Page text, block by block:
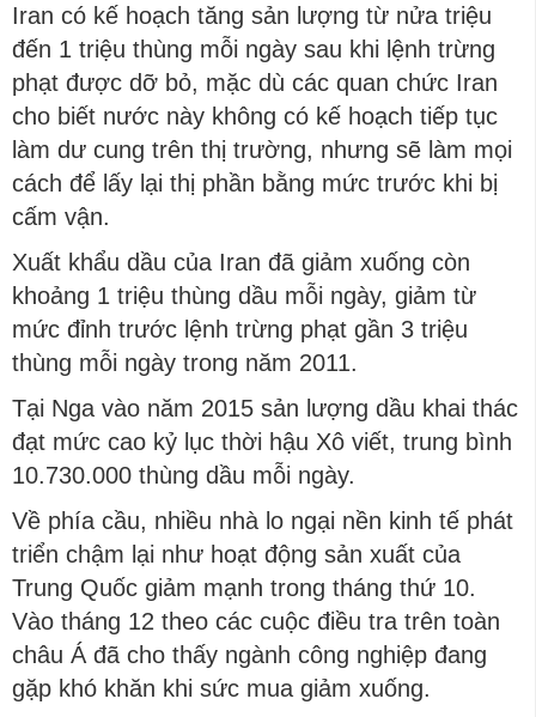
Iran có kế hoạch tăng sản lượng từ nửa triệu
đến 1 triệu thùng mỗi ngày sau khi lệnh trừng
phạt được dỡ bỏ, mặc dù các quan chức Iran
cho biết nước này không có kế hoạch tiếp tục
làm dư cung trên thị trường, nhưng sẽ làm mọi
cách để lấy lại thị phần bằng mức trước khi bị
cấm vận.
Xuất khẩu dầu của Iran đã giảm xuống còn
khoảng 1 triệu thùng dầu mỗi ngày, giảm từ
mức đỉnh trước lệnh trừng phạt gần 3 triệu
thùng mỗi ngày trong năm 2011.
Tại Nga vào năm 2015 sản lượng dầu khai thác
đạt mức cao kỷ lục thời hậu Xô viết, trung bình
10.730.000 thùng dầu mỗi ngày.
Về phía cầu, nhiều nhà lo ngại nền kinh tế phát
triển chậm lại như hoạt động sản xuất của
Trung Quốc giảm mạnh trong tháng thứ 10.
Vào tháng 12 theo các cuộc điều tra trên toàn
châu Á đã cho thấy ngành công nghiệp đang
gặp khó khăn khi sức mua giảm xuống.